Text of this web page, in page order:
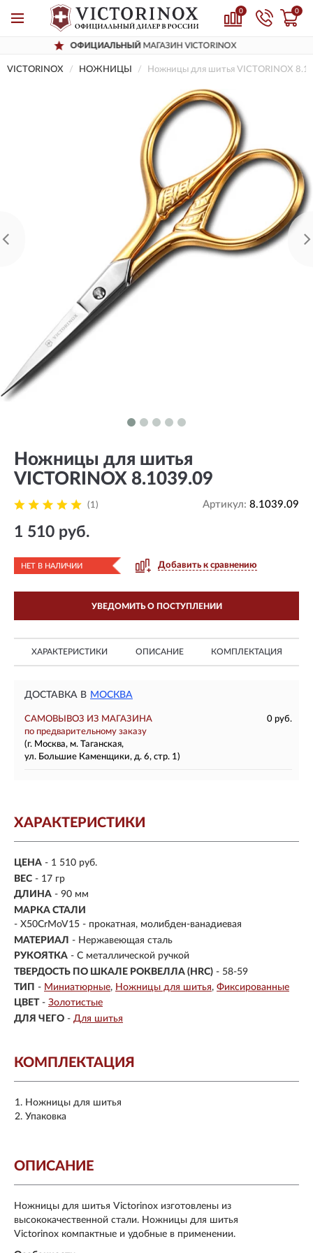
0 0
ОФИЦИАЛЬНЫЙМАГАЗИН VICTORINOX
VICTORINOX НОЖНИЦЫ Ножницы для шитья VICTORINOX
Ножницы для шитья
VICTORINOX 8.1039.09
(1) Артикул: 8.1039.09
1 510 руб.
НЕТ В НАЛИЧИИ Добавить к сравнению
УВЕДОМИТЬ О ПОСТУПЛЕНИИ
ХАРАКТЕРИСТИКИ ОПИСАНИЕ КОМПЛЕКТАЦИЯ
ДОСТАВКА В МОСКВА
САМОВЫВОЗ ИЗ МАГАЗИНА
0 руб.
по предварительному заказу
(г. Москва, м. Таганская,
ул. Большие Каменщики, д. 6, стр. 1)
ХАРАКТЕРИСТИКИ
ЦЕНА - 1 510 руб.
ВЕС - 17 гр
ДЛИНА - 90 мм
МАРКА СТАЛИ
- X50CrMoV15 - прокатная, молибден-ванадиевая
МАТЕРИАЛ - Нержавеющая сталь
РУКОЯТКА - С металлической ручкой
ТВЕРДОСТЬ ПО ШКАЛЕ РОКВЕЛЛА (HRC) - 58-59
ТИП - Миниатюрные Ножницы для шитья Фиксированные
ЦВЕТ - Золотистые
ДЛЯ ЧЕГО - Для шитья
КОМПЛЕКТАЦИЯ
Ножницы для шитья
Упаковка
ОПИСАНИЕ
Ножницы для шитья Victorinox изготовлены из
высококачественной стали. Ножницы для шитья
Victorinox компактные и удобные в применении.